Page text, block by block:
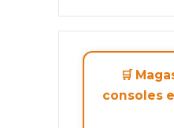
🛒
consoles